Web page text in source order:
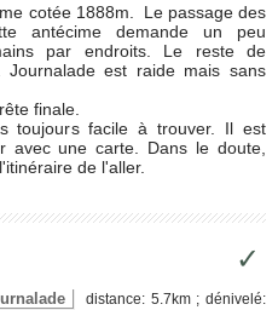
cotée 1888m. Le passage des
antécime demande un peu
par endroits. Le reste de
est raide mais sans
finale.
toujours facile à trouver. Il est
avec une carte. Dans le doute,
de l'aller.
✓
distance: 5.7km ; dénivelé: